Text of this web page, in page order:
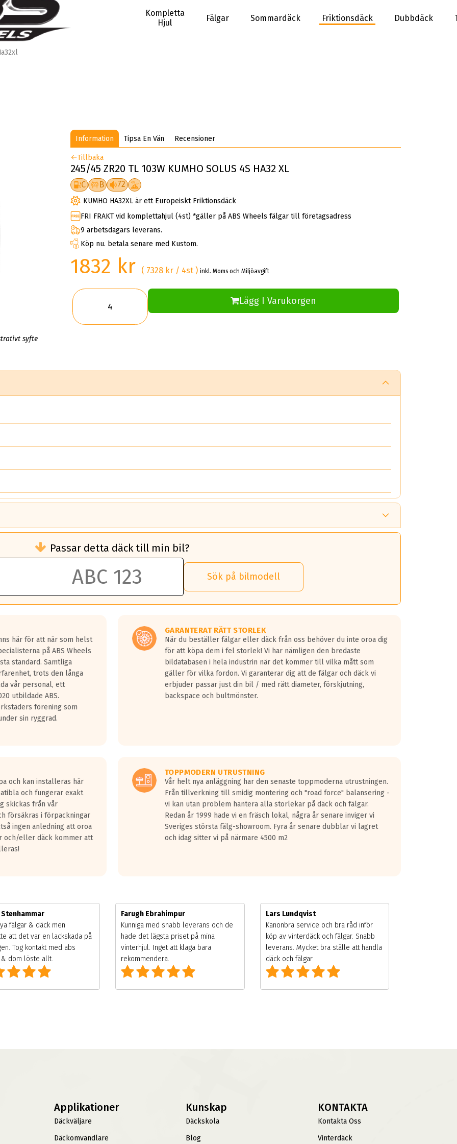
Kompletta
Hjul
Fälgar Sommardäck Friktionsdäck Dubbdäck
syfte
Information Tipsa En Vän Recensioner
Tillbaka
245/45 ZR20 TL 103W KUMHO SOLUS 4S HA32 XL
C B 72
KUMHO HA32XL är ett Europeiskt Friktionsdäck
FRI FRAKT vid komplettahjul (4st) *gäller på ABS Wheels fälgar till företagsadress
9 arbetsdagars leverans.
Köp nu. betala senare med Kustom.
1832 kr ( 7328 kr / 4st )inkl. Moms och Miljöavgift
Lägg I Varukorgen
än ett klass G däck.
50 liter bränsle med ett klass A däck gentemot ett klass G däck.
vilken rutt du kör, samt vilken körstil du använder.
lastbilar.
på en väg där det ligger 0.5-1.5 mm vatten.
fyra billängder( ca 18meter) mellan däck med betyg A gentemot
överträffa motorljudet.
ett däck med vågar. Hög bullernivå markeras med svarta vågor
kraven som finns i dagsläget, men är inte längre tillåtna enligt nya
Passar detta däck till min bil?
Sök på bilmodell
här för att när som helst
på ABS Wheels
standard. Samtliga
trots den långa
vår personal, ett
utbildade ABS.
förening som
sin ryggrad.
GARANTERAT RÄTT STORLEK
När du beställer fälgar eller däck från oss behöver du inte oroa dig
för att köpa dem i fel storlek! Vi har nämligen den bredaste
bildatabasen i hela industrin när det kommer till vilka mått som
gäller för vilka fordon. Vi garanterar dig att de fälgar och däck vi
erbjuder passar just din bil / med rätt diameter, förskjutning,
backspace och bultmönster.
och kan installeras här
och fungerar exakt
skickas från vår
försäkras i förpackningar
ingen anledning att oroa
och/eller däck kommer att
TOPPMODERN UTRUSTNING
Vår helt nya anläggning har den senaste toppmoderna utrustningen.
Från tillverkning till smidig montering och "road force" balansering -
vi kan utan problem hantera alla storlekar på däck och fälgar.
Redan år 1999 hade vi en fräsch lokal, några år senare inviger vi
Sveriges största fälg-showroom. Fyra år senare dubblar vi lagret
och idag sitter vi på närmare 4500 m2
Stenhammar
fälgar & däck men
att det var en lackskada på
Tog kontakt med abs
dom löste allt.
Farugh Ebrahimpur
Kunniga med snabb leverans och de
hade det lägsta priset på mina
vinterhjul. Inget att klaga bara
rekommendera.
Lars Lundqvist
Kanonbra service och bra råd inför
köp av vinterdäck och fälgar. Snabb
leverans. Mycket bra ställe att handla
däck och fälgar
Applikationer
Däckväljare
Däckomvandlare
Kunskap
Däckskola
Blog
KONTAKTA
Kontakta Oss
Vinterdäck